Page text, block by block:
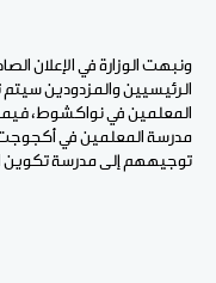
ونبهت الوزارة في الإعلان
الرئيسيين والمزدودين
المعلمين في نواكشوط،
مدرسة المعلمين في
توجيههم إلى مدرسة تكوين